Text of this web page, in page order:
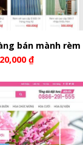
bán mành rèm
₫